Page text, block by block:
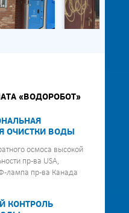
«ВОДОРОБОТ»
ОЧИСТКИ ВОДЫ
осмоса высокой
пр-ва USA,
лампа пр-ва Канада
КОНТРОЛЬ